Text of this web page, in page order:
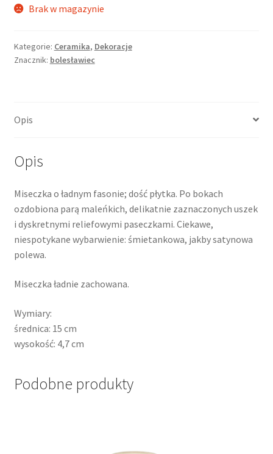
Brak w magazynie
Kategorie: Ceramika, Dekoracje
Znacznik: bolesławiec
Opis
Opis
Miseczka o ładnym fasonie; dość płytka. Po bokach
ozdobiona parą maleńkich, delikatnie zaznaczonych uszek
i dyskretnymi reliefowymi paseczkami. Ciekawe,
niespotykane wybarwienie: śmietankowa, jakby satynowa
polewa.
Miseczka ładnie zachowana.
Wymiary:
średnica: 15 cm
wysokość: 4,7 cm
Podobne produkty